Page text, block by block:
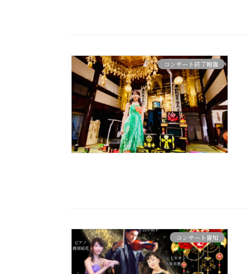
コンサート終了報告
コンサート告知